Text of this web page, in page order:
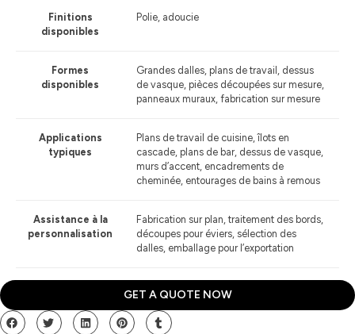
Finitions
disponibles
Polie, adoucie
Formes
disponibles
Grandes dalles, plans de travail, dessus
de vasque, pièces découpées sur mesure,
panneaux muraux, fabrication sur mesure
Applications
typiques
Plans de travail de cuisine, îlots en
cascade, plans de bar, dessus de vasque,
murs d’accent, encadrements de
cheminée, entourages de bains à remous
Assistance à la
personnalisation
Fabrication sur plan, traitement des bords,
découpes pour éviers, sélection des
dalles, emballage pour l’exportation
GET A QUOTE NOW